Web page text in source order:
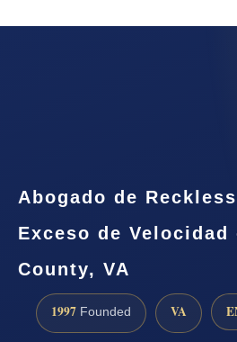
Abogado de
Exceso de Velocidad
County, VA
1997 Founded VA